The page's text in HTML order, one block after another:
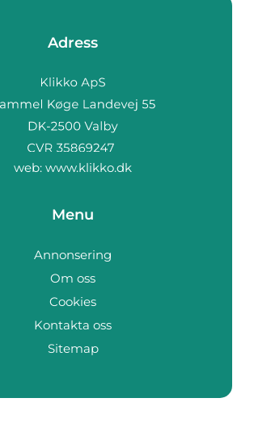
Adress
web: www.klikko.dk
Menu
Annonsering
Om oss
Cookies
Kontakta oss
Sitemap